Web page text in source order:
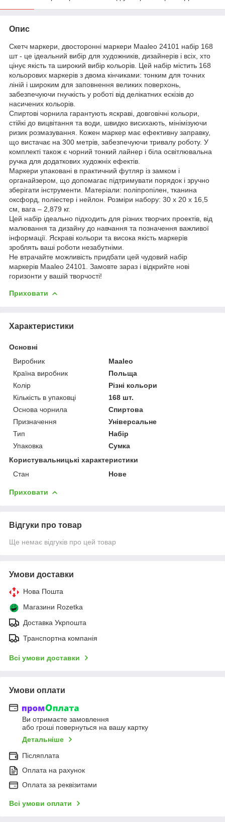
Опис
Скетч маркери, двосторонні маркери Maaleo 24101 набір 168
шт - це ідеальний вибір для художників, дизайнерів і всіх, хто
цінує якість та широкий вибір кольорів. Цей набір містить 168
кольорових маркерів з двома кінчиками: тонким для точних
ліній і широким для заповнення великих поверхонь,
забезпечуючи гнучкість у роботі від делікатних ескізів до
насичених кольорів.
Спиртові чорнила гарантують яскраві, довговічні кольори,
стійкі до вицвітання та води, швидко висихають, мінімізуючи
ризик розмазування. Кожен маркер має ефективну заправку,
що вистачає на 300 метрів, забезпечуючи тривалу роботу. У
комплекті також є чорний тонкий лайнер і біла освітлювальна
ручка для додаткових художніх ефектів.
Маркери упаковані в практичний футляр із замком і
органайзером, що допомагає підтримувати порядок і зручно
зберігати інструменти. Матеріали: поліпропілен, тканина
оксфорд, поліестер і нейлон. Розміри набору: 30 х 20 х 16,5
см, вага – 2,879 кг.
Цей набір ідеально підходить для різних творчих проектів, від
малювання та дизайну до навчання та позначення важливої
інформації. Яскраві кольори та висока якість маркерів
зроблять ваші роботи незабутніми.
Не втрачайте можливість придбати цей чудовий набір
маркерів Maaleo 24101. Замовте зараз і відкрийте нові
горизонти у вашій творчості!
Приховати
Характеристики
Основні
Виробник
Maaleo
Країна виробник
Польща
Колір
Різні кольори
Кількість в упаковці
168 шт.
Основа чорнила
Спиртова
Призначення
Універсальне
Тип
Набір
Упаковка
Сумка
Користувальницькі характеристики
Стан
Нове
Приховати
Відгуки про товар
Ще немає відгуків про цей товар
Умови доставки
Нова Пошта
Магазини Rozetka
Доставка Укрпошта
Транспортна компанія
Всі умови доставки
Умови оплати
Ви отримаєте замовлення
або гроші повернуться на вашу картку
Детальніше
Післяплата
Оплата на рахунок
Оплата за реквізитами
Всі умови оплати